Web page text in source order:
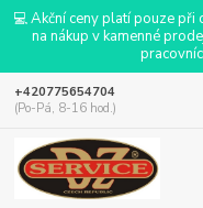
💻 Akční ceny platí pouze při
na nákup v kamenné
+420775654704
(Po-Pá, 8-16 hod.)